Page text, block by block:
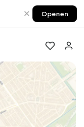
× Openen